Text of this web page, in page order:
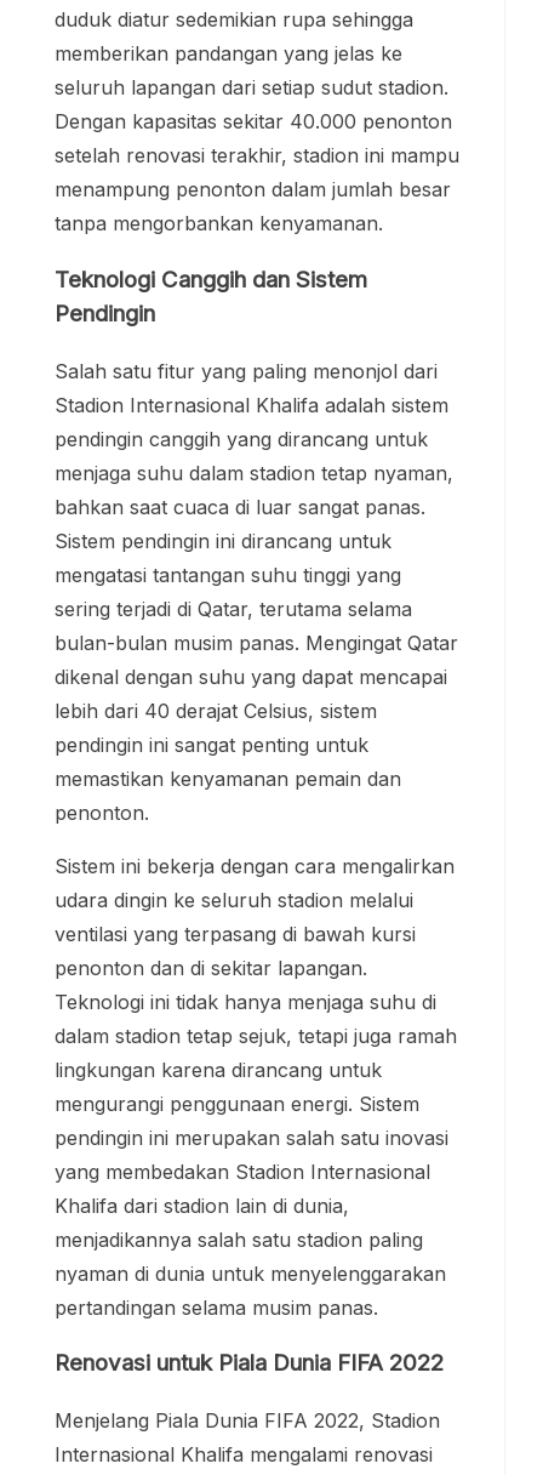
duduk diatur sedemikian rupa sehingga
memberikan pandangan yang jelas ke
seluruh lapangan dari setiap sudut stadion.
Dengan kapasitas sekitar 40.000 penonton
setelah renovasi terakhir, stadion ini mampu
menampung penonton dalam jumlah besar
tanpa mengorbankan kenyamanan.
Teknologi Canggih dan Sistem
Pendingin
Salah satu fitur yang paling menonjol dari
Stadion Internasional Khalifa adalah sistem
pendingin canggih yang dirancang untuk
menjaga suhu dalam stadion tetap nyaman,
bahkan saat cuaca di luar sangat panas.
Sistem pendingin ini dirancang untuk
mengatasi tantangan suhu tinggi yang
sering terjadi di Qatar, terutama selama
bulan-bulan musim panas. Mengingat Qatar
dikenal dengan suhu yang dapat mencapai
lebih dari 40 derajat Celsius, sistem
pendingin ini sangat penting untuk
memastikan kenyamanan pemain dan
penonton.
Sistem ini bekerja dengan cara mengalirkan
udara dingin ke seluruh stadion melalui
ventilasi yang terpasang di bawah kursi
penonton dan di sekitar lapangan.
Teknologi ini tidak hanya menjaga suhu di
dalam stadion tetap sejuk, tetapi juga ramah
lingkungan karena dirancang untuk
mengurangi penggunaan energi. Sistem
pendingin ini merupakan salah satu inovasi
yang membedakan Stadion Internasional
Khalifa dari stadion lain di dunia,
menjadikannya salah satu stadion paling
nyaman di dunia untuk menyelenggarakan
pertandingan selama musim panas.
Renovasi untuk Piala Dunia FIFA 2022
Menjelang Piala Dunia FIFA 2022, Stadion
Internasional Khalifa mengalami renovasi